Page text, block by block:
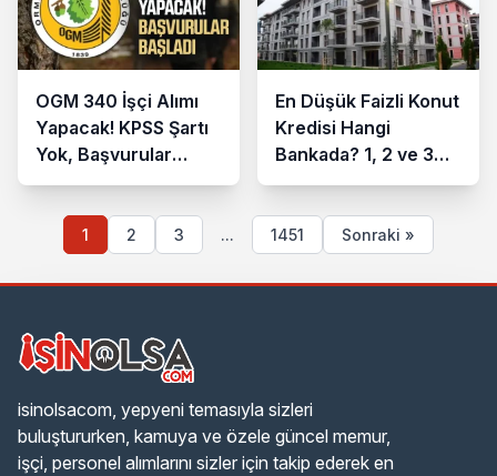
OGM 340 İşçi Alımı
Yapacak! KPSS Şartı
Yok, Başvurular
İŞKUR’dan
En Düşük Faizli Konut
Kredisi Hangi
Bankada? 1, 2 ve 3
Milyon TL’nin Aylık
1 2 3 ... 1451 Sonraki »
isinolsacom, yepyeni temasıyla sizleri
buluştururken, kamuya ve özele güncel memur,
işçi, personel alımlarını sizler için takip ederek en